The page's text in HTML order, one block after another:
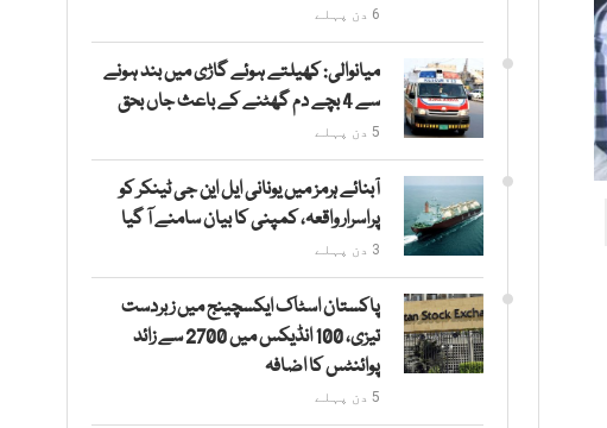
6 دن پہلے
میانوالی: کھیلتے ہوئے گاڑی میں بند ہونے
سے 4 بچے دم گھٹنے کے باعث جاں بحق
5 دن پہلے
آبنائے ہرمز میں یونانی ایل این جی ٹینکر کو
پراسرار واقعہ، کمپنی کا بیان سامنے آ گیا
3 دن پہلے
پاکستان اسٹاک ایکسچینج میں زبردست
تیزی، 100 انڈیکس میں 2700 سے زائد
پوائنٹس کا اضافہ
5 دن پہلے